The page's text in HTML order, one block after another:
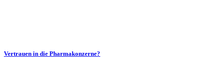
Vertrauen in die Pharmakonzerne?